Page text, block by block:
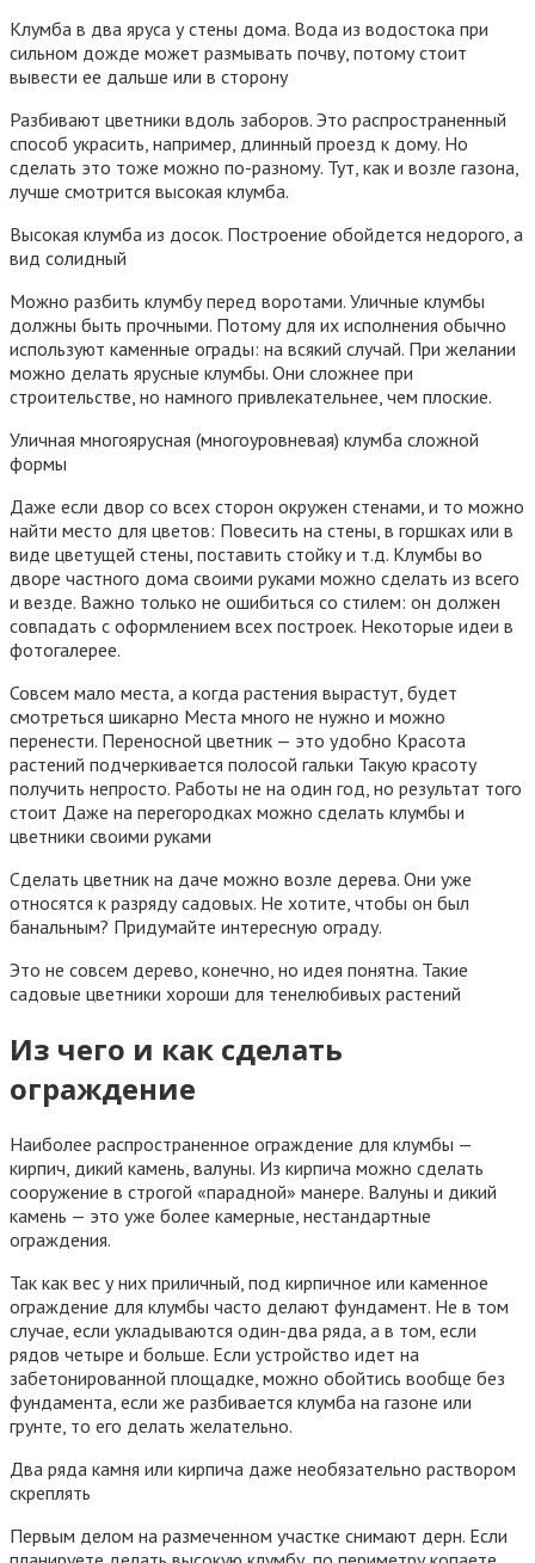
Клумба в два яруса у стены дома. Вода из водостока при
сильном дожде может размывать почву, потому стоит
вывести ее дальше или в сторону
Разбивают цветники вдоль заборов. Это распространенный
способ украсить, например, длинный проезд к дому. Но
сделать это тоже можно по-разному. Тут, как и возле газона,
лучше смотрится высокая клумба.
Высокая клумба из досок. Построение обойдется недорого, а
вид солидный
Можно разбить клумбу перед воротами. Уличные клумбы
должны быть прочными. Потому для их исполнения обычно
используют каменные ограды: на всякий случай. При желании
можно делать ярусные клумбы. Они сложнее при
строительстве, но намного привлекательнее, чем плоские.
Уличная многоярусная (многоуровневая) клумба сложной
формы
Даже если двор со всех сторон окружен стенами, и то можно
найти место для цветов: Повесить на стены, в горшках или в
виде цветущей стены, поставить стойку и т.д. Клумбы во
дворе частного дома своими руками можно сделать из всего
и везде. Важно только не ошибиться со стилем: он должен
совпадать с оформлением всех построек. Некоторые идеи в
фотогалерее.
Совсем мало места, а когда растения вырастут, будет
смотреться шикарно Места много не нужно и можно
перенести. Переносной цветник — это удобно Красота
растений подчеркивается полосой гальки Такую красоту
получить непросто. Работы не на один год, но результат того
стоит Даже на перегородках можно сделать клумбы и
цветники своими руками
Сделать цветник на даче можно возле дерева. Они уже
относятся к разряду садовых. Не хотите, чтобы он был
банальным? Придумайте интересную ограду.
Это не совсем дерево, конечно, но идея понятна. Такие
садовые цветники хороши для тенелюбивых растений
Из чего и как сделать
ограждение
Наиболее распространенное ограждение для клумбы —
кирпич, дикий камень, валуны. Из кирпича можно сделать
сооружение в строгой «парадной» манере. Валуны и дикий
камень — это уже более камерные, нестандартные
ограждения.
Так как вес у них приличный, под кирпичное или каменное
ограждение для клумбы часто делают фундамент. Не в том
случае, если укладываются один-два ряда, а в том, если
рядов четыре и больше. Если устройство идет на
забетонированной площадке, можно обойтись вообще без
фундамента, если же разбивается клумба на газоне или
грунте, то его делать желательно.
Два ряда камня или кирпича даже необязательно раствором
скреплять
Первым делом на размеченном участке снимают дерн. Если